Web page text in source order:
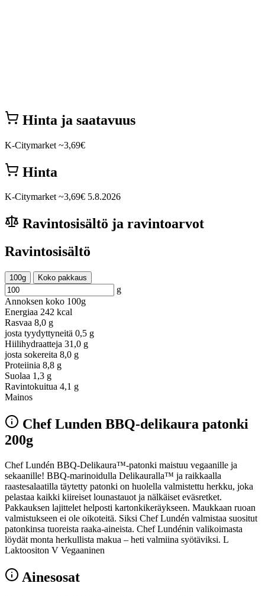
Hinta ja saatavuus
K-Citymarket ~3,69€
Hinta
K-Citymarket ~3,69€ 5.8.2026
Ravintosisältö ja ravintoarvot
Ravintosisältö
100g Koko pakkaus
g
Annoksen koko 100g
Energiaa 242 kcal
Rasvaa 8,0 g
josta tyydyttyneitä 0,5 g
Hiilihydraatteja 31,0 g
josta sokereita 8,0 g
Proteiinia 8,8 g
Suolaa 1,3 g
Ravintokuitua 4,1 g
Mainos
Chef Lunden BBQ-delikaura patonki
200g
Chef Lundén BBQ-Delikaura™-patonki maistuu vegaanille ja
sekaanille! BBQ-marinoidulla Delikauralla™ ja raikkaalla
raastesalaatilla täytetty patonki on huolella valmistettu herkku, joka
pelastaa kaikki kiireiset lounastauot ja nälkäiset eväsretket.
Pakkauksen lajittelet helposti kartonkikeräykseen. Maukkaan ruoan
valmistukseen ei ole oikoteitä. Siksi Chef Lundén valmistaa suositut
patonkinsa tuoreista raaka-aineista. Chef Lundénin valikoimasta
löydät monta herkullista makua – heti valmiina syötäviksi. L
Laktoositon V Vegaaninen
Ainesosat